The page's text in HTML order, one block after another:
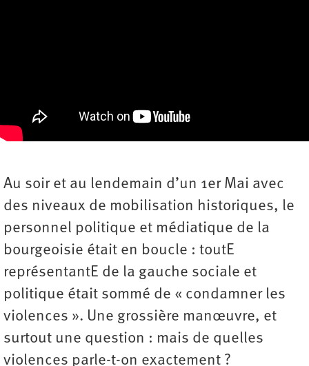
Au soir et au lendemain d’un 1er Mai avec
des niveaux de mobilisation historiques, le
personnel politique et médiatique de la
bourgeoisie était en boucle : toutE
représentantE de la gauche sociale et
politique était sommé de « condamner les
violences ». Une grossière manœuvre, et
surtout une question : mais de quelles
violences parle-t-on exactement ?